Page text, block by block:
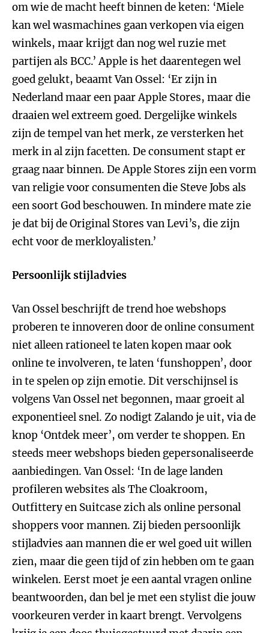
om wie de macht heeft binnen de keten: ‘Miele
kan wel wasmachines gaan verkopen via eigen
winkels, maar krijgt dan nog wel ruzie met
partijen als BCC.’ Apple is het daarentegen wel
goed gelukt, beaamt Van Ossel: ‘Er zijn in
Nederland maar een paar Apple Stores, maar die
draaien wel extreem goed. Dergelijke winkels
zijn de tempel van het merk, ze versterken het
merk in al zijn facetten. De consument stapt er
graag naar binnen. De Apple Stores zijn een vorm
van religie voor consumenten die Steve Jobs als
een soort God beschouwen. In mindere mate zie
je dat bij de Original Stores van Levi’s, die zijn
echt voor de merkloyalisten.’
Persoonlijk stijladvies
Van Ossel beschrijft de trend hoe webshops
proberen te innoveren door de online consument
niet alleen rationeel te laten kopen maar ook
online te involveren, te laten ‘funshoppen’, door
in te spelen op zijn emotie. Dit verschijnsel is
volgens Van Ossel net begonnen, maar groeit al
exponentieel snel. Zo nodigt Zalando je uit, via de
knop ‘Ontdek meer’, om verder te shoppen. En
steeds meer webshops bieden gepersonaliseerde
aanbiedingen. Van Ossel: ‘In de lage landen
profileren websites als The Cloakroom,
Outfittery en Suitcase zich als online personal
shoppers voor mannen. Zij bieden persoonlijk
stijladvies aan mannen die er wel goed uit willen
zien, maar die geen tijd of zin hebben om te gaan
winkelen. Eerst moet je een aantal vragen online
beantwoorden, dan bel je met een stylist die jouw
voorkeuren verder in kaart brengt. Vervolgens